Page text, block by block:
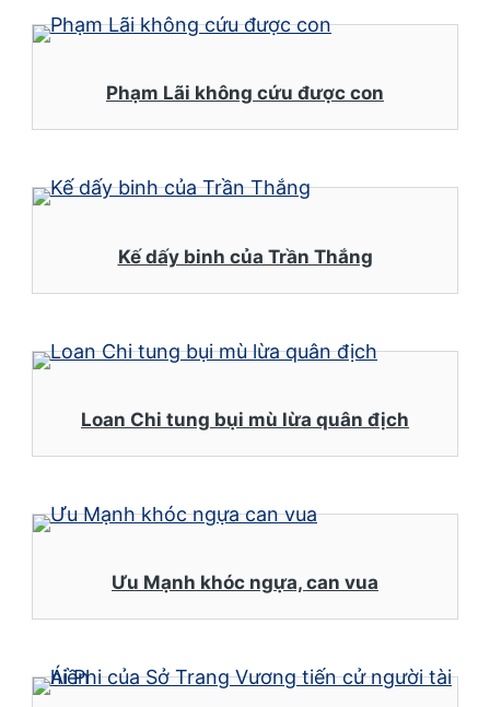
Phạm Lãi không cứu được con
Kế dấy binh của Trần Thắng
Loan Chi tung bụi mù lừa quân địch
Ưu Mạnh khóc ngựa, can vua